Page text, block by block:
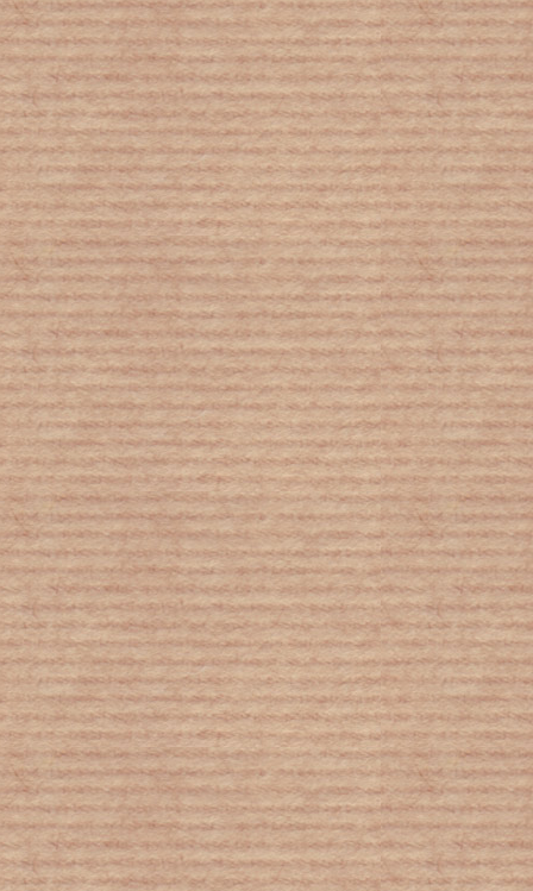
Ο ήχος της πληκτρολόγησης…
αποκαλύπτει τους κωδικούς